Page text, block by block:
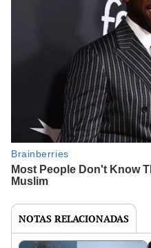
NOTAS RELACIONADAS